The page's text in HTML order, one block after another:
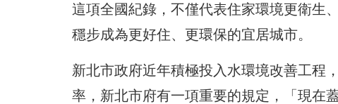
這項全國紀錄，不僅代表住家環境更衛生
穩步成為更好住、更環保的宜居城市。
新北市政府近年積極投入水環境改善工程
率，新北市府有一項重要的規定，「現在